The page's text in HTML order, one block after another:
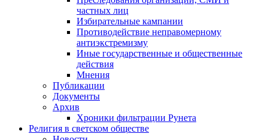
частных лиц
Избирательные кампании
Противодействие неправомерному
антиэкстремизму
Иные государственные и общественные
действия
Мнения
Публикации
Документы
Архив
Хроники фильтрации Рунета
Религия в светском обществе